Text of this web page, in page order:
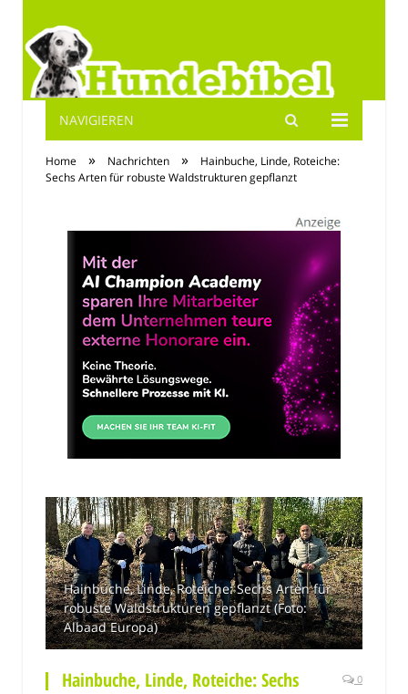
Hundebibel.de
NAVIGIEREN
Home » Nachrichten »
Hainbuche, Linde, Roteiche:
Sechs Arten für robuste Waldstrukturen gepflanzt
Hainbuche, Linde, Roteiche: Sechs Arten für
robuste Waldstrukturen gepflanzt (Foto:
Albaad Europa)
Hainbuche, Linde, Roteiche: Sechs
0